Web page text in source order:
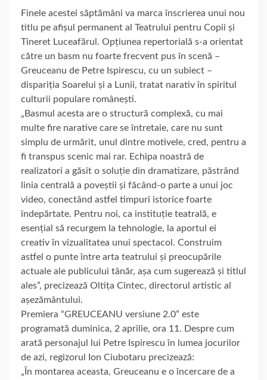
Finele acestei săptămâni va marca înscrierea unui nou
titlu pe afișul permanent al Teatrului pentru Copii și
Tineret Luceafărul. Opțiunea repertorială s-a orientat
către un basm nu foarte frecvent pus în scenă –
Greuceanu de Petre Ispirescu, cu un subiect –
dispariția Soarelui și a Lunii, tratat narativ în spiritul
culturii populare românești.
„Basmul acesta are o structură complexă, cu mai
multe fire narative care se întretaie, care nu sunt
simplu de urmărit, unul dintre motivele, cred, pentru a
fi transpus scenic mai rar. Echipa noastră de
realizatori a găsit o soluție din dramatizare, păstrând
linia centrală a poveștii și făcând-o parte a unui joc
video, conectând astfel timpuri istorice foarte
îndepărtate. Pentru noi, ca instituție teatrală, e
esențial să recurgem la tehnologie, la aportul ei
creativ în vizualitatea unui spectacol. Construim
astfel o punte între arta teatrului și preocupările
actuale ale publicului tânăr, așa cum sugerează și titlul
ales”, precizează Oltița Cîntec, directorul artistic al
așezământului.
Premiera “GREUCEANU versiune 2.0” este
programată duminica, 2 aprilie, ora 11. Despre cum
arată personajul lui Petre Ispirescu în lumea jocurilor
de azi, regizorul Ion Ciubotaru precizează:
„În montarea aceasta, Greuceanu e o încercare de a